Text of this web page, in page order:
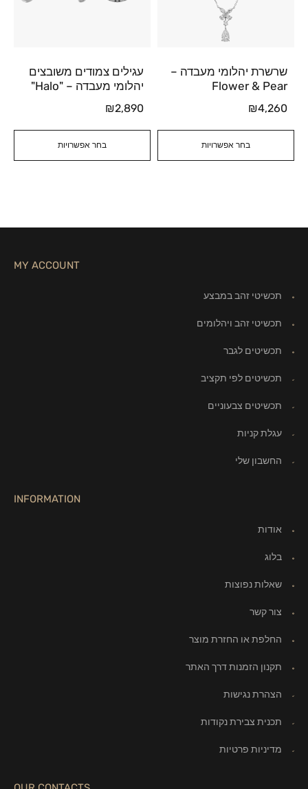
בחר אפשרויות
שרשרת יהלומי מעבדה –
Flower & Pear
₪4,260
בחר אפשרויות
עגילים צמודים משובצים
יהלומי מעבדה – "Halo"
₪2,890
MY ACCOUNT
תכשיטי זהב במבצע
תכשיטי זהב ויהלומים
תכשיטים לגבר
תכשיטים לפי תקציב
תכשיטים צבעוניים
עגלת קניות
החשבון שלי
INFORMATION
אודות
בלוג
שאלות נפוצות
צור קשר
החלפת או החזרת מוצר
תקנון הזמנות דרך האתר
הצהרת נגישות
תכנית צבירת נקודות
מדיניות פרטיות